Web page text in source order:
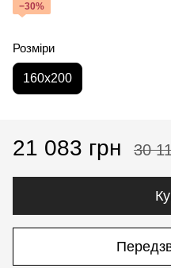
−30%
Розміри
160x200
21 083 грн 30